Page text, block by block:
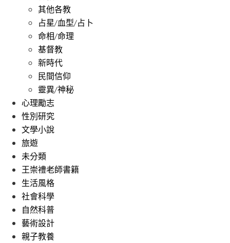
其他各教
占星/血型/占卜
命相/命理
基督教
新時代
民間信仰
靈異/神秘
心理勵志
性別研究
文學小說
旅遊
未分類
王崇禮老師書籍
生活風格
社會科學
自然科普
藝術設計
親子教養